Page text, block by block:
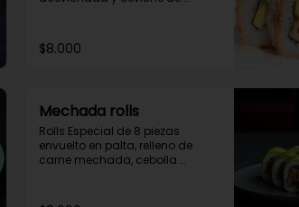
$8.000
Mechada rolls
Rolls Especial de 8 piezas
envuelto en palta, relleno de
carne mechada, cebolla